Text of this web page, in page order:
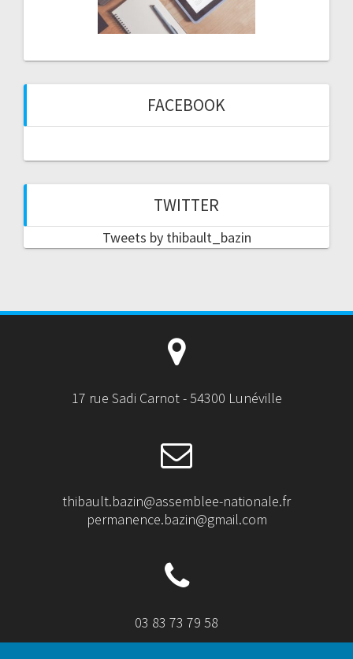
FACEBOOK
TWITTER
Tweets by thibault_bazin
17 rue Sadi Carnot - 54300 Lunéville
thibault.bazin@assemblee-nationale.fr
permanence.bazin@gmail.com
03 83 73 79 58